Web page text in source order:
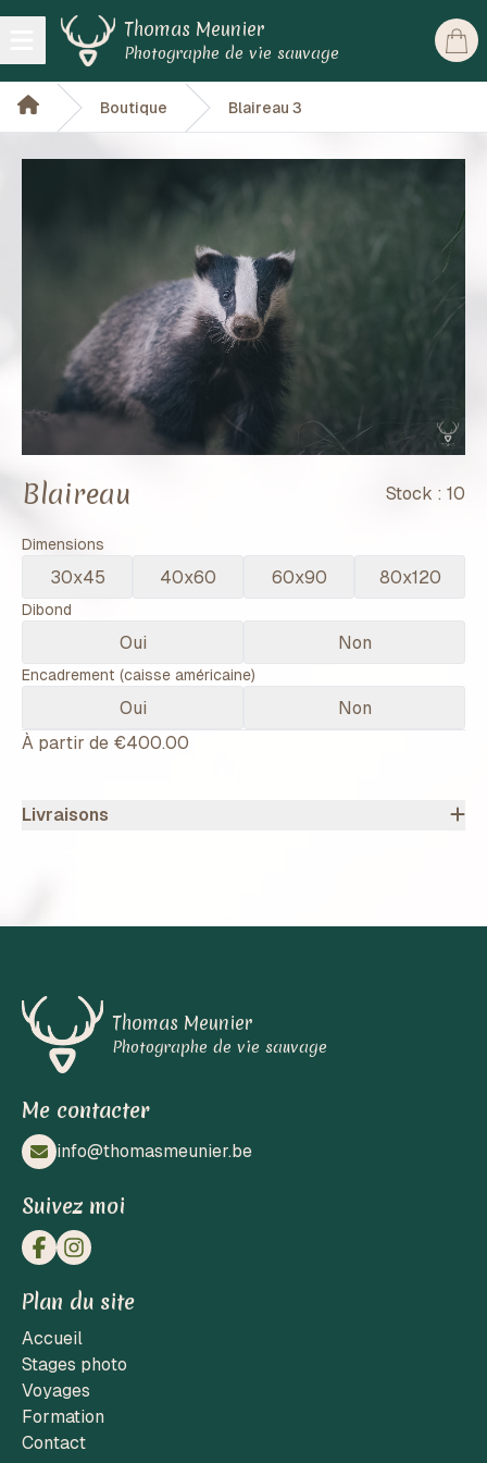
Open main menu
Thomas Meunier
Photographe de vie sauvage
Boutique Blaireau 3
Blaireau Stock : 10
Dimensions
30x45 40x60 60x90 80x120
Dibond
Oui Non
Encadrement (caisse américaine)
Oui
Non
À partir de €400.00
Livraisons
Thomas Meunier
Photographe de vie sauvage
Me contacter
info@thomasmeunier.be
Suivez moi
Plan du site
Accueil
Stages photo
Voyages
Formation
Contact